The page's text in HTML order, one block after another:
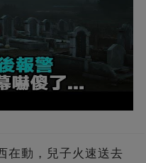
在動，兒子火速送去